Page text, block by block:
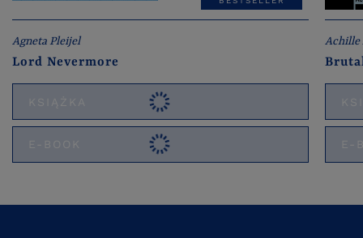
Agneta Pleijel
Lord Nevermore
KSIĄŻKA
E-BOOK
Achille
E-